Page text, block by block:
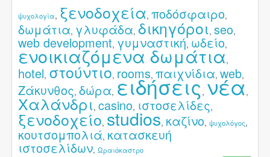
ψυχολογία, ξενοδοχεία, ποδόσφαιρο,
δωμάτια, γλυφάδα, δικηγόροι, seo,
web development, γυμναστική, ωδείο,
ενοικιαζόμενα δωμάτια,
hotel, στούντιο, rooms, παιχνίδια, web,
Ζάκυνθος, δώρα, ειδήσεις, νέα,
Χαλάνδρι, casino, ιστοσελίδες,
ξενοδοχείο, studios, καζίνο, ψυχολόγος,
κουτσομπολιά, κατασκευή
ιστοσελίδων, Ωραιόκαστρο